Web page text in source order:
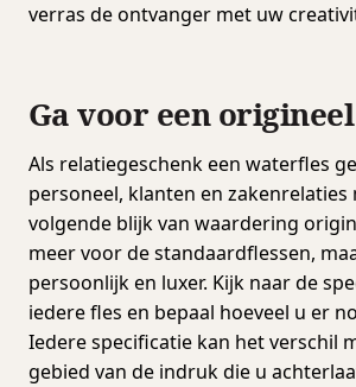
verras de ontvanger met uw
Ga voor een
Als relatiegeschenk een waterfles
personeel, klanten en zakenrelaties
volgende blijk van waardering
meer voor de standaardflessen,
persoonlijk en luxer. Kijk naar de
iedere fles en bepaal hoeveel u er
Iedere specificatie kan het verschil
gebied van de indruk die u